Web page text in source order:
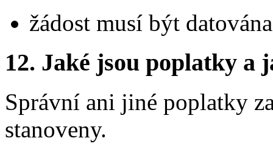
žádost musí být
12. Jaké jsou poplatky a
Správní ani jiné poplatky
stanoveny.